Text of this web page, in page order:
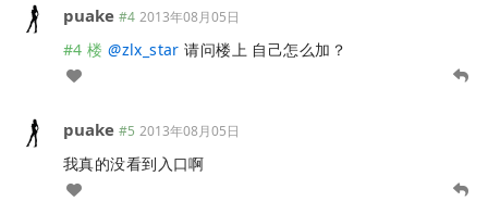
puake #4 2013年08月05日
#4 楼 @zlx_star 请问楼上 自己怎么加？
puake #5 2013年08月05日
我真的没看到入口啊